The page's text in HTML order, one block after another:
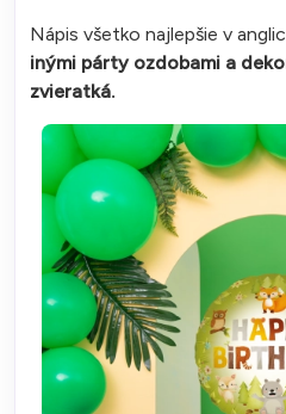
Nápis všetko najlepšie v
inými párty ozdobami a
zvieratká.